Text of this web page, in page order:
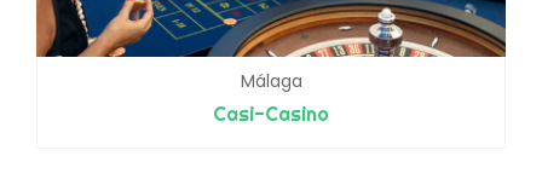
Málaga
Casi-Casino